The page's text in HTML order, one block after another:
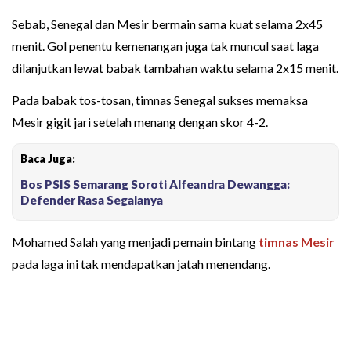
Sebab, Senegal dan Mesir bermain sama kuat selama 2x45
menit. Gol penentu kemenangan juga tak muncul saat laga
dilanjutkan lewat babak tambahan waktu selama 2x15 menit.
Pada babak tos-tosan, timnas Senegal sukses memaksa
Mesir gigit jari setelah menang dengan skor 4-2.
Baca Juga:
Bos PSIS Semarang Soroti Alfeandra Dewangga:
Defender Rasa Segalanya
Mohamed Salah yang menjadi pemain bintang timnas Mesir
pada laga ini tak mendapatkan jatah menendang.